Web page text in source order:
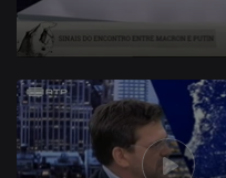
345009